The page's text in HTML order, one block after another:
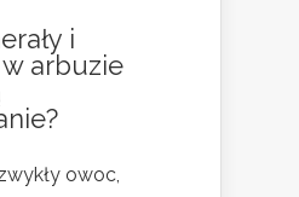
i
arbuzie
owoc,